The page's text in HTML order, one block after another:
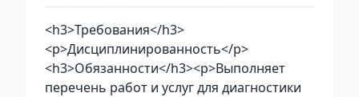
<h3>Требования</h3>
<p>Дисциплинированность</p>
<h3>Обязанности</h3><p>Выполняет
перечень работ и услуг для диагностики